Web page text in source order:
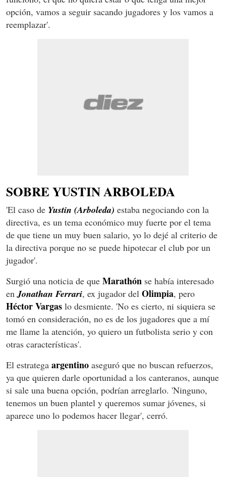
opción, vamos a seguir sacando jugadores y los vamos a
reemplazar'.
SOBRE YUSTIN ARBOLEDA
'El caso de Yustin (Arboleda) estaba negociando con la
directiva, es un tema económico muy fuerte por el tema
de que tiene un muy buen salario, yo lo dejé al criterio de
la directiva porque no se puede hipotecar el club por un
jugador'.
Surgió una noticia de que Marathón se había interesado
enJonathan Ferrari, ex jugador del Olimpia, pero
Héctor Vargas lo desmiente. 'No es cierto, ni siquiera se
tomó en consideración, no es de los jugadores que a mí
me llame la atención, yo quiero un futbolista serio y con
otras características'.
El estratega argentino aseguró que no buscan refuerzos,
ya que quieren darle oportunidad a los canteranos, aunque
si sale una buena opción, podrían arreglarlo. 'Ninguno,
tenemos un buen plantel y queremos sumar jóvenes, si
aparece uno lo podemos hacer llegar', cerró.